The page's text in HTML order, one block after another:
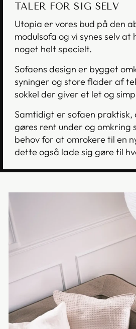
TALER FOR SIG SELV
Utopia er vores bud på den
modulsofa og vi synes selv at
noget helt specielt.
Sofaens design er bygget
syninger og store flader af
sokkel der giver et let og
Samtidigt er sofaen praktisk,
gøres rent under og omkring
behov for at omrokere til en
dette også lade sig gøre til